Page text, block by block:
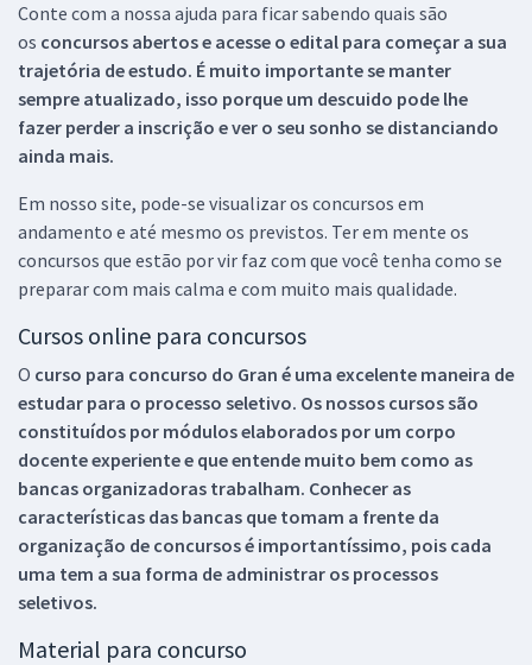
Conte com a nossa ajuda para ficar sabendo quais são
os concursos abertos e acesse o edital para começar a sua
trajetória de estudo. É muito importante se manter
sempre atualizado, isso porque um descuido pode lhe
fazer perder a inscrição e ver o seu sonho se distanciando
ainda mais.
Em nosso site, pode-se visualizar os concursos em
andamento e até mesmo os previstos. Ter em mente os
concursos que estão por vir faz com que você tenha como se
preparar com mais calma e com muito mais qualidade.
Cursos online para concursos
O curso para concurso do Gran é uma excelente maneira de
estudar para o processo seletivo. Os nossos cursos são
constituídos por módulos elaborados por um corpo
docente experiente e que entende muito bem como as
bancas organizadoras trabalham. Conhecer as
características das bancas que tomam a frente da
organização de concursos é importantíssimo, pois cada
uma tem a sua forma de administrar os processos
seletivos.
Material para concurso